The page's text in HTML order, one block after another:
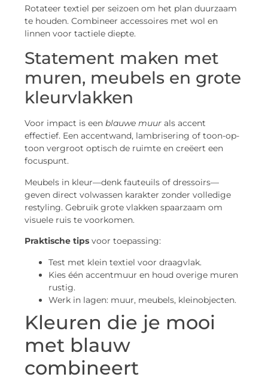
Rotateer textiel per seizoen om het plan duurzaam
te houden. Combineer accessoires met wol en
linnen voor tactiele diepte.
Statement maken met
muren, meubels en grote
kleurvlakken
Voor impact is een blauwe muur als accent
effectief. Een accentwand, lambrisering of toon-op-
toon vergroot optisch de ruimte en creëert een
focuspunt.
Meubels in kleur—denk fauteuils of dressoirs—
geven direct volwassen karakter zonder volledige
restyling. Gebruik grote vlakken spaarzaam om
visuele ruis te voorkomen.
Praktische tips voor toepassing:
Test met klein textiel voor draagvlak.
Kies één accentmuur en houd overige muren
rustig.
Werk in lagen: muur, meubels, kleinobjecten.
Kleuren die je mooi
met blauw
combineert